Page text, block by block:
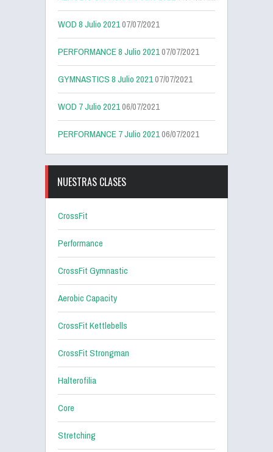
WOD 8 Julio 202107/07/2021
PERFORMANCE 8 Julio 202107/07/2021
GYMNASTICS 8 Julio 202107/07/2021
WOD 7 Julio 202106/07/2021
PERFORMANCE 7 Julio 202106/07/2021
NUESTRAS CLASES
CrossFit
Performance
CrossFit Gymnastic
Aerobic Capacity
CrossFit Kettlebells
CrossFit Strongman
Halterofilia
Core
Stretching